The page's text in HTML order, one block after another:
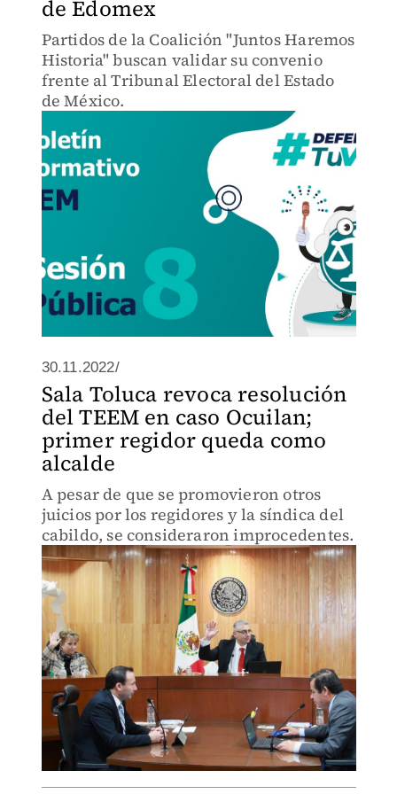
de Edomex
Partidos de la Coalición "Juntos Haremos
Historia" buscan validar su convenio
frente al Tribunal Electoral del Estado
de México.
30.11.2022/
Sala Toluca revoca resolución
del TEEM en caso Ocuilan;
primer regidor queda como
alcalde
A pesar de que se promovieron otros
juicios por los regidores y la síndica del
cabildo, se consideraron improcedentes.